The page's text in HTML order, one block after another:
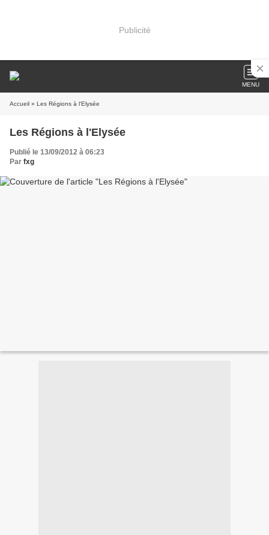
Publicité
MENU
Accueil » Les Régions à l'Elysée
Les Régions à l'Elysée
Publié le 13/09/2012 à 06:23
Par fxg